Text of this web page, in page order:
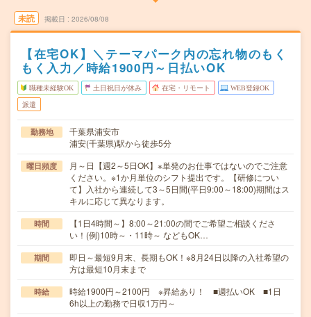
未読 掲載日 2026/08/08
【在宅OK】＼テーマパーク内の忘れ物のもく
もく入力／時給1900円～日払いOK
職種未経験OK 土日祝日が休み 在宅・リモート WEB登録OK
派遣
勤務地
千葉県浦安市
浦安(千葉県)駅から徒歩5分
曜日頻度
月～日【週2～5日OK】※単発のお仕事ではないのでご注意
ください。※1か月単位のシフト提出です。【研修につい
て】入社から連続して3～5日間(平日9:00～18:00)期間はス
キルに応じて異なります。
時間
【1日4時間～】8:00～21:00の間でご希望ご相談くださ
い！(例)10時～・11時～ などもOK…
期間
即日～最短9月末、長期もOK！※8月24日以降の入社希望の
方は最短10月末まで
時給
時給1900円～2100円 ※昇給あり！ ■週払いOK ■1日
6h以上の勤務で日収1万円～